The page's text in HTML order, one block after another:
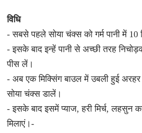
विधि
- सबसे पहले सोया चंक्स को गर्म पानी में 10
- इसके बाद इन्हें पानी से अच्छी तरह
पीस लें।
- अब एक मिक्सिंग बाउल में उबली हुई
सोया चंक्स डालें।
- इसके बाद इसमें प्याज, हरी मिर्च, लहसुन
मिलाएं।-